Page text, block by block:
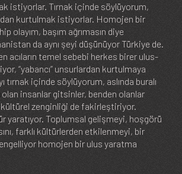
istiyorlar. Tırnak içinde söylüyorum,
kurtulmak istiyorlar. Homojen bir
olayım, başım ağrımasın diye
da aynı şeyi düşünüyor Türkiye de.
acıların temel sebebi herkes birer ulus-
“yabancı” unsurlardan kurtulmaya
tırnak içinde söylüyorum, aslında buralı
olan insanlar gitsinler, benden olanlar
zenginliği de fakirleştiriyor.
yaratıyor. Toplumsal gelişmeyi, hoşgörü
farklı kültürlerden etkilenmeyi, bir
homojen bir ulus yaratma